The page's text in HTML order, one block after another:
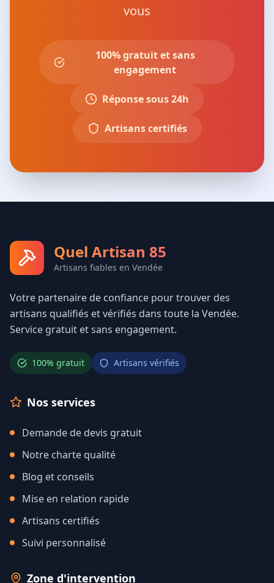
vous
100% gratuit et sans
engagement
Réponse sous 24h
Artisans certifiés
Quel Artisan 85
Artisans fiables en Vendée
Votre partenaire de confiance pour trouver des
artisans qualifiés et vérifiés dans toute la Vendée.
Service gratuit et sans engagement.
100% gratuit Artisans vérifiés
Nos services
Demande de devis gratuit
Notre charte qualité
Blog et conseils
Mise en relation rapide
Artisans certifiés
Suivi personnalisé
Zone d'intervention